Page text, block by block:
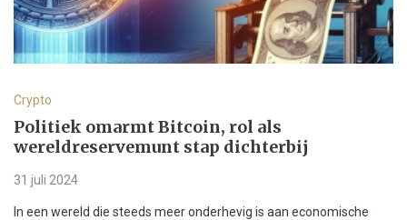
Crypto
Politiek omarmt Bitcoin, rol als
wereldreservemunt stap dichterbij
31 juli 2024
In een wereld die steeds meer onderhevig is aan economische